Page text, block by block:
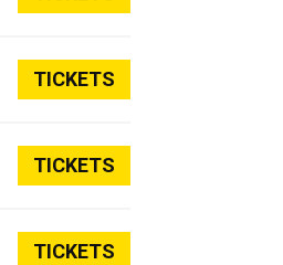
TICKETS
TICKETS
TICKETS